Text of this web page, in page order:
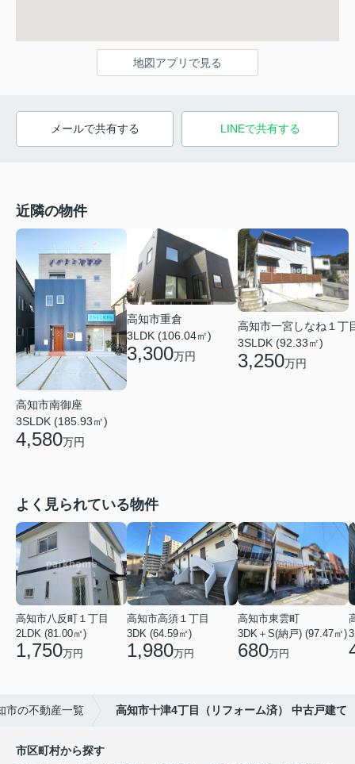
地図アプリで見る
メールで共有する LINEで共有する
近隣の物件
高知市南御座
3SLDK (185.93㎡)
4,580万円
高知市重倉
3LDK (106.04㎡)
3,300万円
高知市一宮しなね１丁
3SLDK (92.33㎡)
3,250万円
よく見られている物件
高知市八反町１丁目
2LDK (81.00㎡)
1,750万円
高知市高須１丁目
3DK (64.59㎡)
1,980万円
高知市東雲町
3DK＋S(納戸) (97.47㎡)
680万円
市の不動産一覧 高知市十津4丁目（リフォーム済） 中古戸建て
市区町村から探す